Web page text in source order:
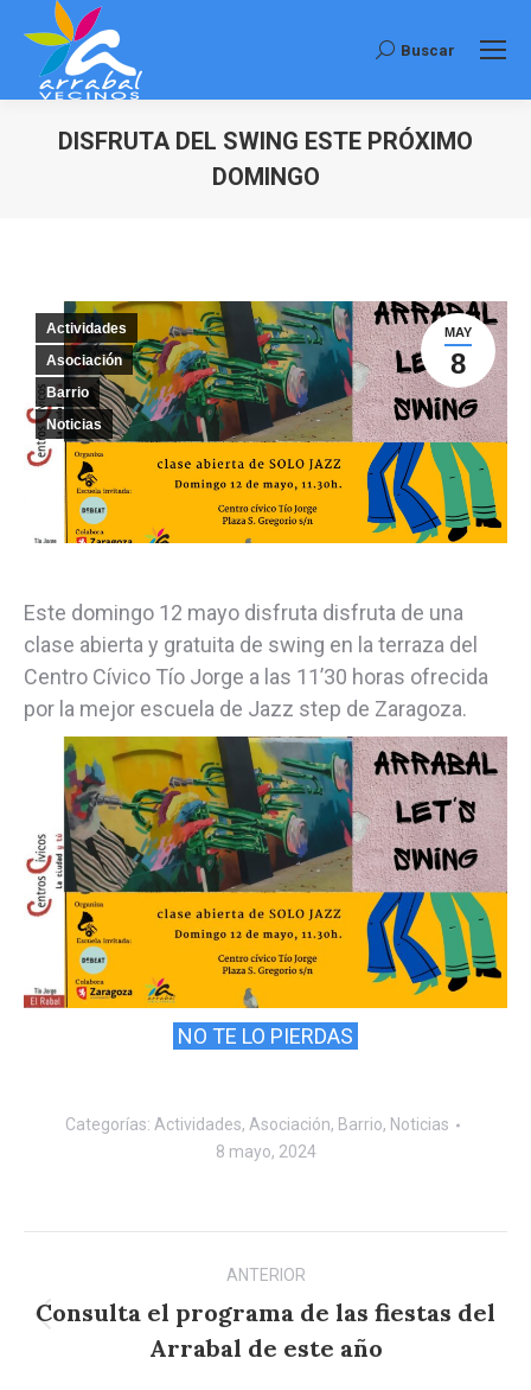
Buscar:
Buscar
DISFRUTA DEL SWING ESTE PRÓXIMO
DOMINGO
MAY
8
Actividades
Asociación
Barrio
Noticias
Este domingo 12 mayo disfruta disfruta de una
clase abierta y gratuita de swing en la terraza del
Centro Cívico Tío Jorge a las 11’30 horas ofrecida
por la mejor escuela de Jazz step de Zaragoza.
NO TE LO PIERDAS
Categorías: Actividades, Asociación, Barrio, Noticias
8 mayo, 2024
Navegación
entre
publicaciones
ANTERIOR
Publicación
anterior:
Consulta el programa de las fiestas del
Arrabal de este año